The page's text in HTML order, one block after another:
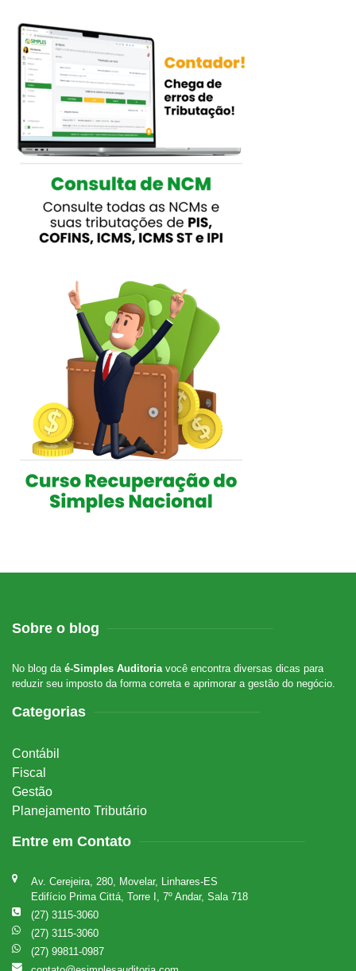
Sobre o blog
No blog da é-Simples Auditoria você encontra diversas dicas para
reduzir seu imposto da forma correta e aprimorar a gestão do negócio.
Categorias
Contábil
Fiscal
Gestão
Planejamento Tributário
Entre em Contato
Av. Cerejeira, 280, Movelar, Linhares-ES
Edifício Prima Cittá, Torre I, 7º Andar, Sala 718
(27) 3115-3060
(27) 3115-3060
(27) 99811-0987